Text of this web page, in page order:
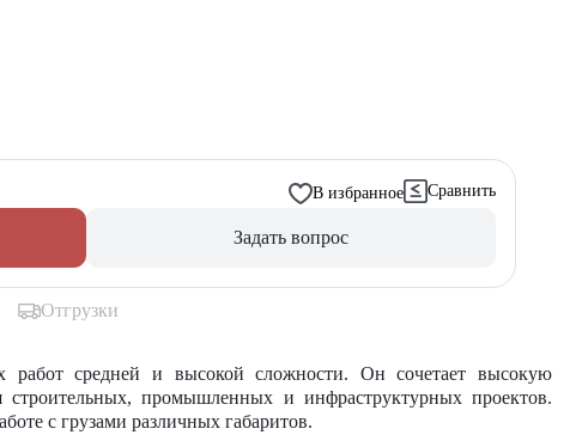
В избранное Сравнить
Задать вопрос
Отгрузки
средней и высокой сложности. Он сочетает высокую
промышленных и инфраструктурных проектов.
с грузами различных габаритов.